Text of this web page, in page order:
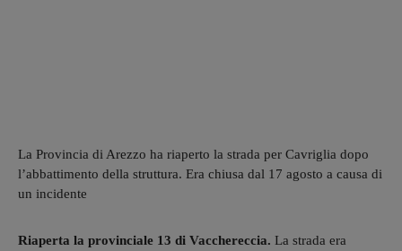
La Provincia di Arezzo ha riaperto la strada per Cavriglia dopo
l’abbattimento della struttura. Era chiusa dal 17 agosto a causa di
un incidente
Riaperta la provinciale 13 di Vacchereccia. La strada era